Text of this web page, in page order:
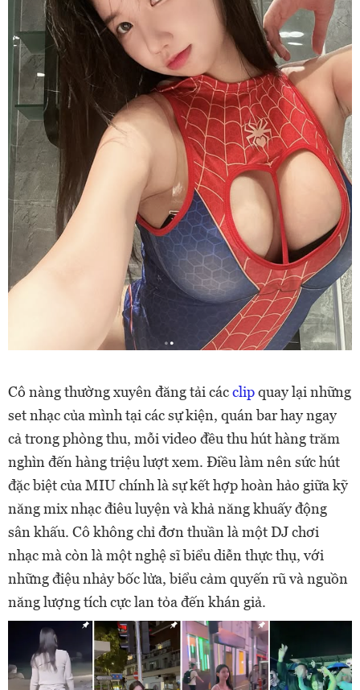
Cô nàng thường xuyên đăng tải cácclipquay lại những
set nhạc của mình tại các sự kiện, quán bar hay ngay
cả trong phòng thu, mỗi video đều thu hút hàng trăm
nghìn đến hàng triệu lượt xem. Điều làm nên sức hút
đặc biệt của MIU chính là sự kết hợp hoàn hảo giữa kỹ
năng mix nhạc điêu luyện và khả năng khuấy động
sân khấu. Cô không chỉ đơn thuần là một DJ chơi
nhạc mà còn là một nghệ sĩ biểu diễn thực thụ, với
những điệu nhảy bốc lửa, biểu cảm quyến rũ và nguồn
năng lượng tích cực lan tỏa đến khán giả.